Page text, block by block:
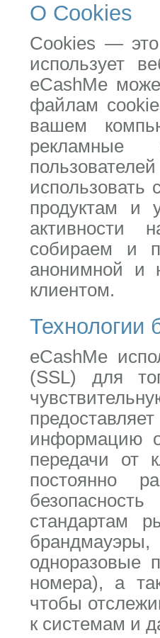
О Cookies
Cookies —
использует
eCashMe
файлам
вашем
рекламные
продуктам и
активности
собираем и
анонимной и
клиентом.
Технологии
eCashMe
(SSL) для
информацию
передачи от
постоянно
стандартам
одноразовые
номера), а
чтобы
к системам и